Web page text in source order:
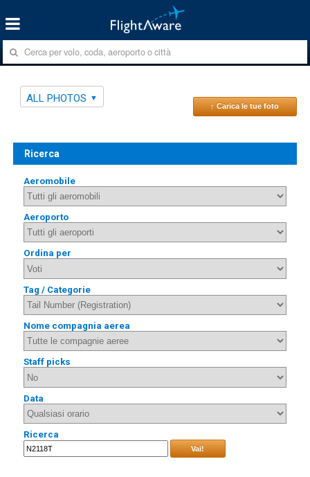
ALL PHOTOS
↑ Carica le tue foto
Ricerca
Aeromobile
Aeroporto
Ordina per
Tag / Categorie
Nome compagnia aerea
Staff picks
Data
Ricerca
Vai!